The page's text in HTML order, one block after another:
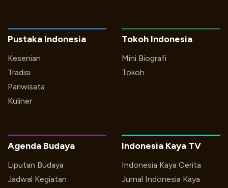
Pustaka Indonesia
Kesenian
Tradisi
Pariwisata
Kuliner
Tokoh Indonesia
Mini Biografi
Tokoh
Indonesia Kaya TV
Indonesia Kaya Cerita
Jurnal Indonesia Kaya
Agenda Budaya
Liputan Budaya
Jadwal Kegiatan